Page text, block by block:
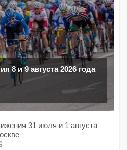
8 и 9 августа 2026 года
31 июля и 1 августа